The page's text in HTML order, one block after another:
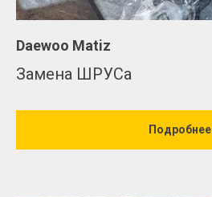
Daewoo Matiz
Замена ШРУСа
Подробнее